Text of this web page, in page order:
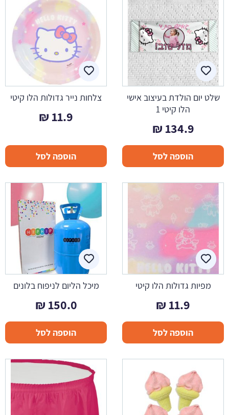
שלט יום הולדת בעיצוב אישי
הלו קיטי 1
134.9
₪
הוספה לסל
צלחות נייר גדולות הלו קיטי
11.9
₪
הוספה לסל
מפיות גדולות הלו קיטי
11.9
₪
הוספה לסל
מיכל הליום לניפוח בלונים
150.0
₪
הוספה לסל